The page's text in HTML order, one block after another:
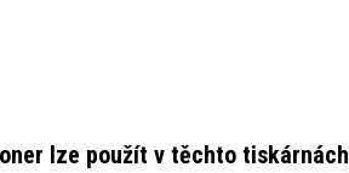
lze použít v těchto tiskárnách